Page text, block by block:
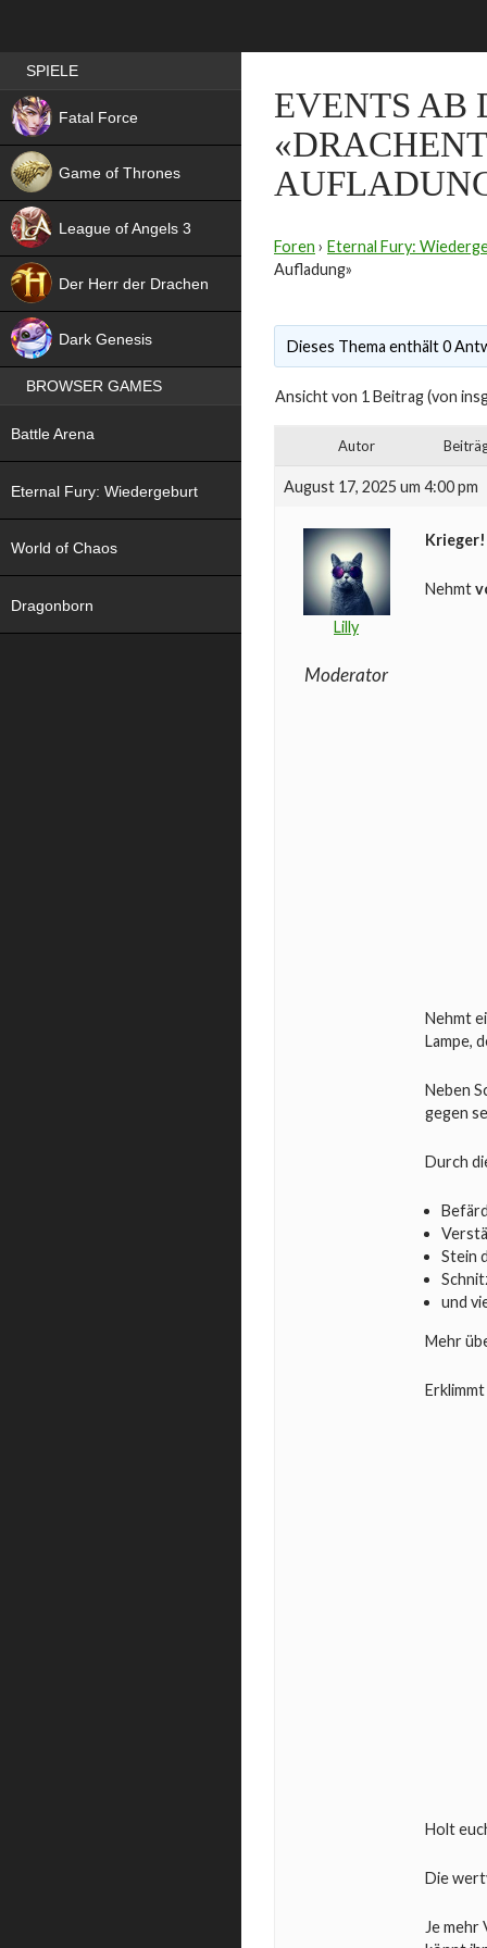
EVENTS AB
Foren › Eternal Fury:
Aufladung»
Dieses Thema enthält 0
Ansicht von 1 Beitrag (von
Autor
August 17, 2025 um 4:00 pm
Lilly
Moderator
Krieger!
Nehmt
Nehmt
Lampe,
Neben
gegen
Durch
Stein
und
Mehr
Erklimmt
Holt
Die
Je
Best RPG games in Germany
SPIELE
Fatal Force
Game of Thrones
League of Angels 3
Der Herr der Drachen
Dark Genesis
BROWSER GAMES
Battle Arena
Eternal Fury: Wiedergeburt
World of Chaos
Dragonborn